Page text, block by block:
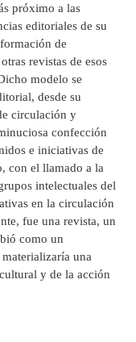
próximo a las
editoriales de su
de
revistas de esos
modelo se
desde su
circulación y
confección
e iniciativas de
con el llamado a la
intelectuales del
en la circulación
fue una revista, un
como un
una
y de la acción